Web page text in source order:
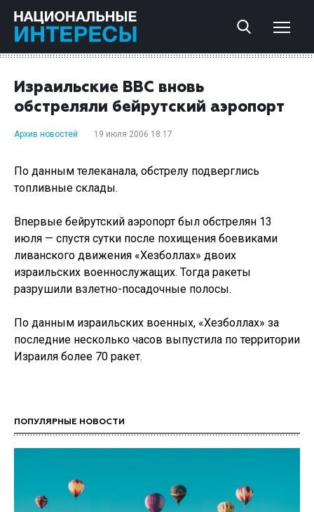
Израильские ВВС вновь
обстреляли бейрутский аэропорт
Архив новостей 19 июля 2006 18:17
По данным телеканала, обстрелу подверглись
топливные склады.
Впервые бейрутский аэропорт был обстрелян 13
июля — спустя сутки после похищения боевиками
ливанского движения «Хезболлах» двоих
израильских военнослужащих. Тогда ракеты
разрушили взлетно-посадочные полосы.
По данным израильских военных, «Хезболлах» за
последние несколько часов выпустила по территории
Израиля более 70 ракет.
ПОПУЛЯРНЫЕ НОВОСТИ